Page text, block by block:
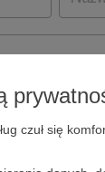
czuł się